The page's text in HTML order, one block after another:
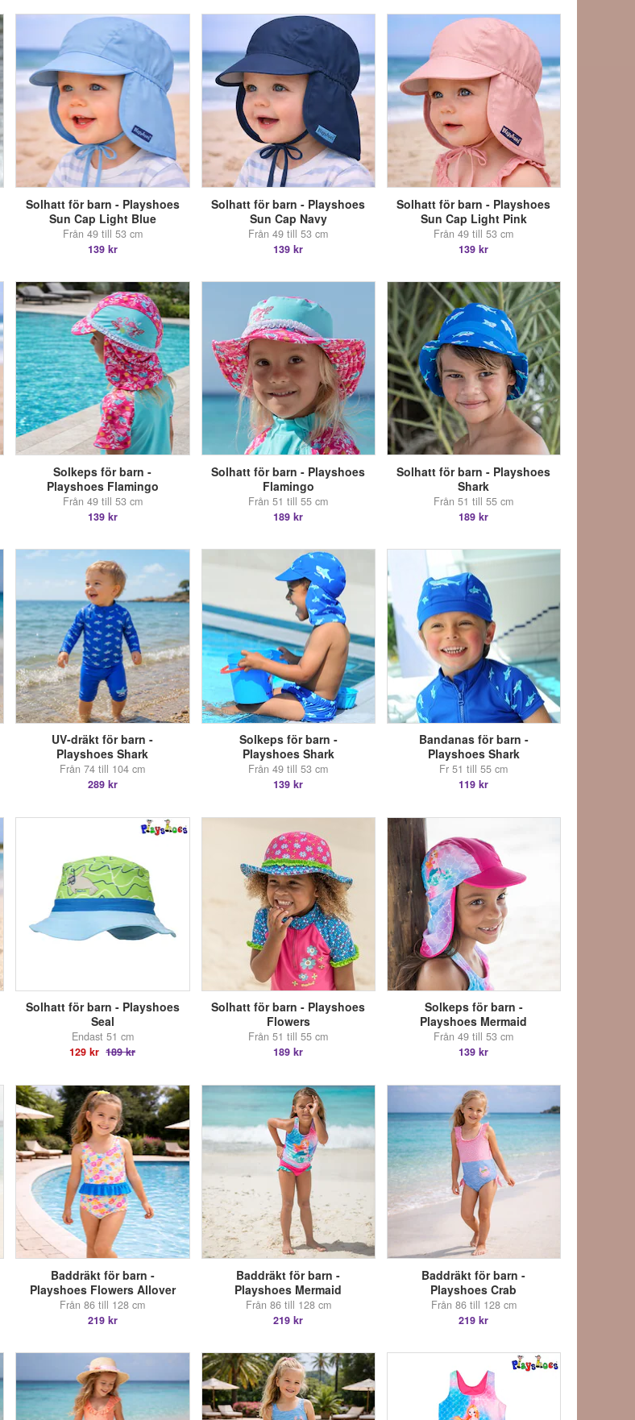
Solhatt för barn - Playshoes
Sun Cap Light Blue
Från 49 till 53 cm
139 kr
Solhatt för barn - Playshoes
Sun Cap Navy
Från 49 till 53 cm
139 kr
Solhatt för barn - Playshoes
Sun Cap Light Pink
Från 49 till 53 cm
139 kr
Solkeps för barn -
Playshoes Flamingo
Från 49 till 53 cm
139 kr
Solhatt för barn - Playshoes
Flamingo
Från 51 till 55 cm
189 kr
Solhatt för barn - Playshoes
Shark
Från 51 till 55 cm
189 kr
UV-dräkt för barn -
Playshoes Shark
Från 74 till 104 cm
289 kr
Solkeps för barn -
Playshoes Shark
Från 49 till 53 cm
139 kr
Bandanas för barn -
Playshoes Shark
Fr 51 till 55 cm
119 kr
Solhatt för barn - Playshoes
Seal
Endast 51 cm
129 kr 189 kr
Solhatt för barn - Playshoes
Flowers
Från 51 till 55 cm
189 kr
Solkeps för barn -
Playshoes Mermaid
Från 49 till 53 cm
139 kr
Baddräkt för barn -
Playshoes Flowers Allover
Från 86 till 128 cm
219 kr
Baddräkt för barn -
Playshoes Mermaid
Från 86 till 128 cm
219 kr
Baddräkt för barn -
Playshoes Crab
Från 86 till 128 cm
219 kr